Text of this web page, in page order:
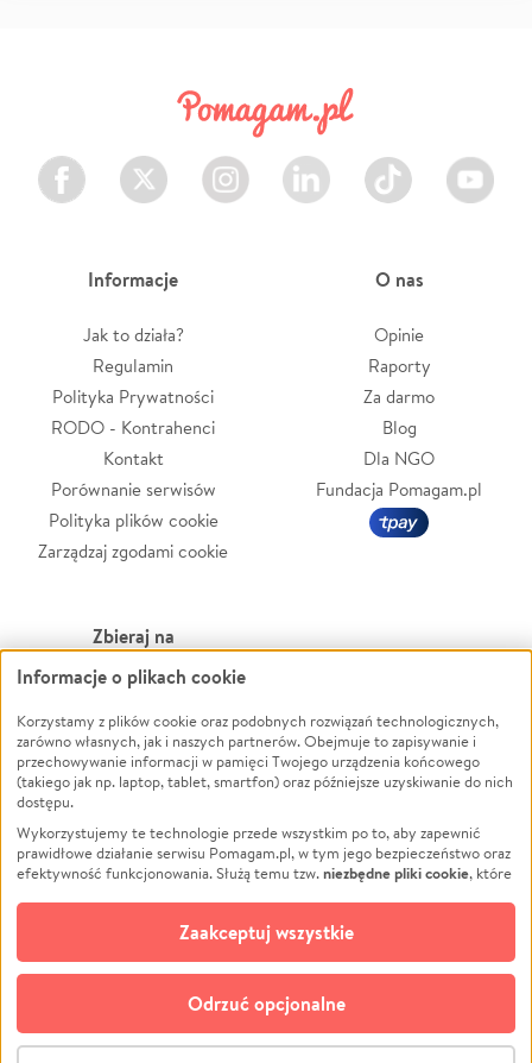
Facebook Twitter Instagram LinkedIn TikTok Youtube
Informacje
Jak to działa?
Regulamin
Polityka Prywatności
RODO - Kontrahenci
Kontakt
Porównanie serwisów
Polityka plików cookie
Zarządzaj zgodami cookie
O nas
Opinie
Raporty
Za darmo
Blog
Dla NGO
Fundacja Pomagam.pl
Zbieraj na
Leczenie
Zwierzęta
Pożar
Ukraina
Pomoc Finansowa
Projekty
Pogrzeb
Społeczność lokalna
Kultura
Powódź
Wichura
NGO
Edukacja
Podróż
Impreza
Ochrona środowiska
Biznes
© CROWDING SP. Z O.O.
Informacje o plikach cookie
Korzystamy z plików cookie oraz podobnych rozwiązań technologicznych,
zarówno własnych, jak i naszych partnerów. Obejmuje to zapisywanie i
przechowywanie informacji w pamięci Twojego urządzenia końcowego
(takiego jak np. laptop, tablet, smartfon) oraz późniejsze uzyskiwanie do nich
dostępu.
Wykorzystujemy te technologie przede wszystkim po to, aby zapewnić
prawidłowe działanie serwisu Pomagam.pl, w tym jego bezpieczeństwo oraz
efektywność funkcjonowania. Służą temu tzw.niezbędne pliki cookie, które
opcjonalnych plików cookie
technologii do celów analitycznych i retargetingowych. Możesz wyrazić
zgodę na ich stosowanie lub jej odmówić. W dowolnym momencie masz
możliwość zmiany swoich preferencji na stronie „Zarządzaj zgodami cookie”,
do której link znajdziesz w stopce serwisu Pomagam.pl. Opcjonalne pliki
cookie wykorzystywane są w następujących celach:
Odrzuć opcjonalne
Zaakceptuj wszystkie